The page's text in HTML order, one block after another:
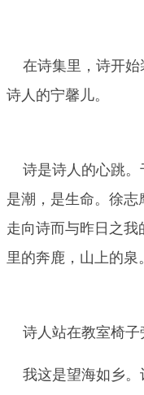
在诗集里，诗开始
诗人的宁馨儿。
诗是诗人的心跳。
是潮，是生命。徐
走向诗而与昨日之
里的奔鹿，山上的泉。
诗人站在教室椅
我这是望海如乡。